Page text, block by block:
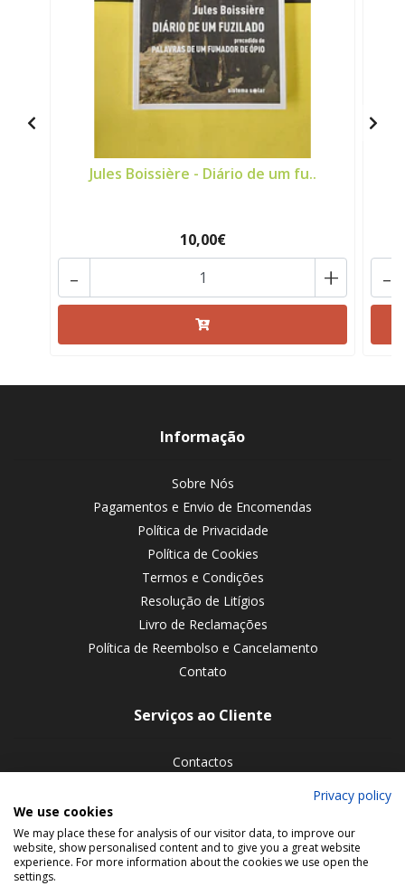
Jules Boissière - Diário de um fu..
10,00€
+
- -
Informação
Sobre Nós
Pagamentos e Envio de Encomendas
Política de Privacidade
Política de Cookies
Termos e Condições
Resolução de Litígios
Livro de Reclamações
Política de Reembolso e Cancelamento
Contato
Serviços ao Cliente
Contactos
Siga-nos nas redes sociais
Privacy policy
We use cookies
We may place these for analysis of our visitor data, to improve our
website, show personalised content and to give you a great website
experience. For more information about the cookies we use open the
settings.